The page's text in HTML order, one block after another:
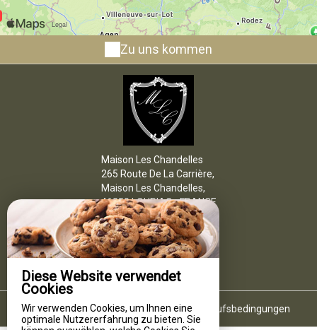
Diese Website verwendet
Cookies
Wir verwenden Cookies, um Ihnen eine
optimale Nutzererfahrung zu bieten. Sie
Zu uns kommen
Maison Les Chandelles
265 Route De La Carrière,
Maison Les Chandelles,
46350 LOUPIAC - FRANCE
+33 6 83 91 45 66
E-Mail-Kontakt
Rechtliche Hinweise | Allgemeine Verkaufsbedingungen